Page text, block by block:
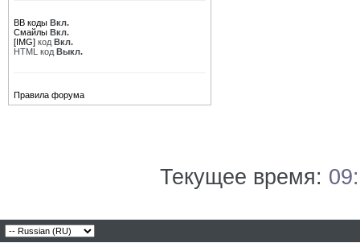
BB коды Вкл.
Смайлы Вкл.
[IMG] код Вкл.
HTML код Выкл.
Правила форума
Текущее время: